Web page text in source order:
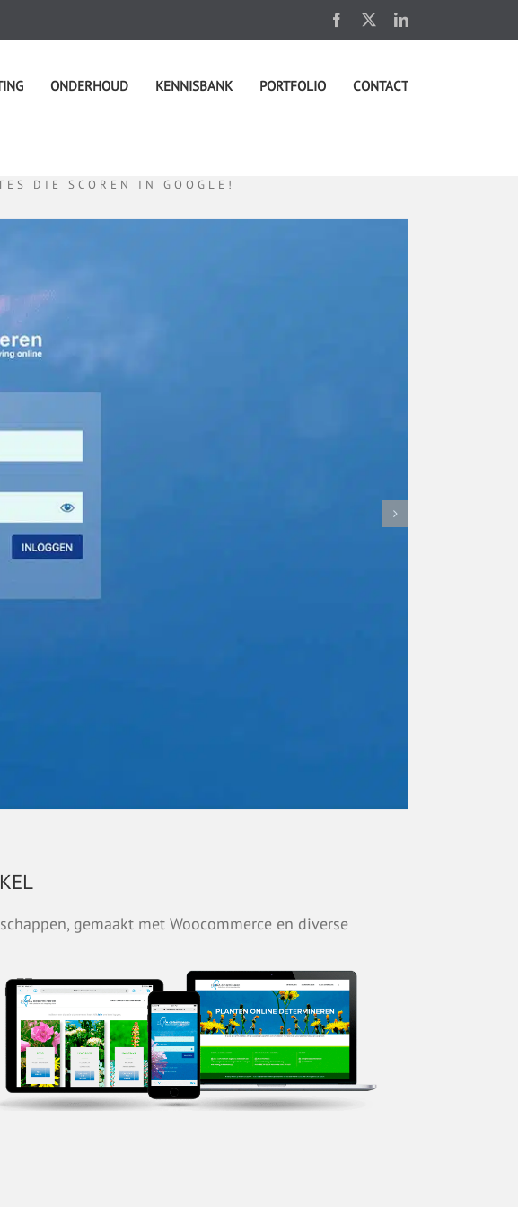
Facebook LinkedIn
ONDERHOUD KENNISBANK PORTFOLIO CONTACT
DIE SCOREN IN GOOGLE!
gemaakt met Woocommerce en diverse